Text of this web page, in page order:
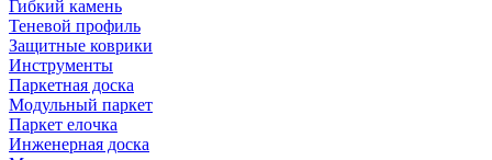
Гибкий камень
Теневой профиль
Защитные коврики
Инструменты
Паркетная доска
Модульный паркет
Паркет елочка
Инженерная доска